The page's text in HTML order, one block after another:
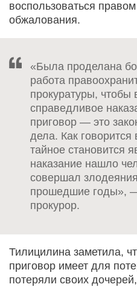
воспользоваться
обжалования.
«Была проделана
работа
прокуратуры, чтобы
справедливое
приговор — это
дела. Как
тайное становится
наказание нашло
совершал
прошедшие годы»,
прокурор.
Тилицилина заметила,
приговор имеет для
потеряли своих